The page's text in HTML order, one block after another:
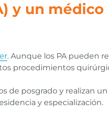
y un médico
. Aunque los PA pueden
procedimientos
de posgrado y realizan
y especialización.